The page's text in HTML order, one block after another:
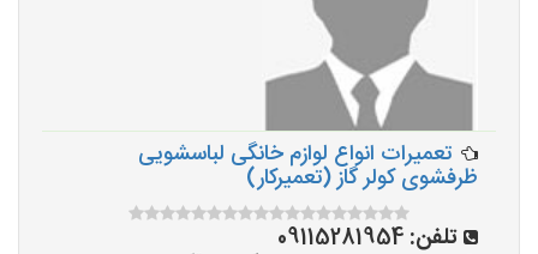
تعمیرات انواع لوازم خانگی لباسشویی
ظرفشوی کولر گاز (تعمیرکار)
تلفن: 09115281954